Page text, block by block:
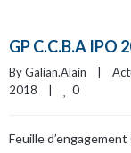
GP C.C.B.A IPO
By Galian.Alain
2018
0
Feuille